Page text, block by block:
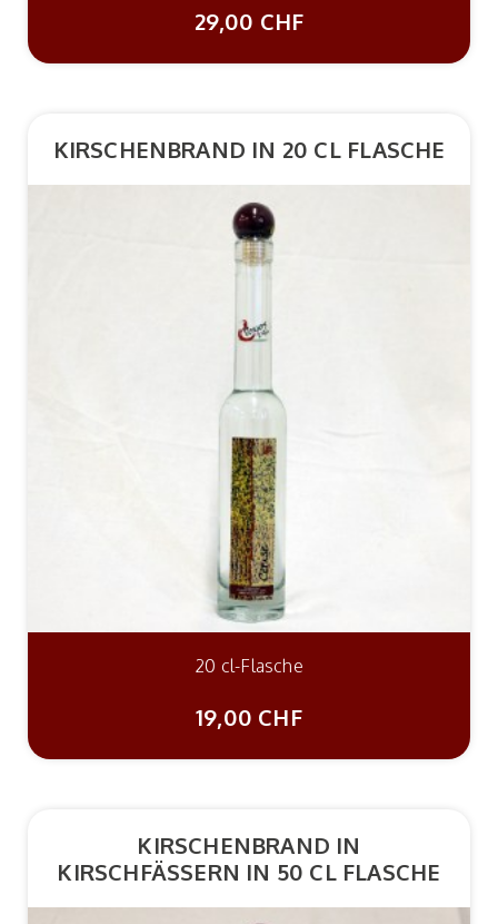
29,00 CHF
KIRSCHENBRAND IN 20 CL FLASCHE
20 cl-Flasche
19,00 CHF
KIRSCHENBRAND IN
KIRSCHFÄSSERN IN 50 CL FLASCHE